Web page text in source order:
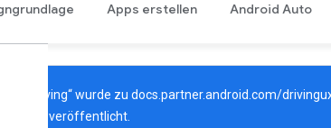
Apps erstellen Android Auto
for Driving“ wurde zu docs.partner.android.com/
veröffentlicht.